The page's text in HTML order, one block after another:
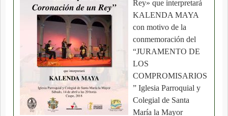
Rey» que interpretará
KALENDA MAYA
con motivo de la
conmemoración del
“JURAMENTO DE
LOS
COMPROMISARIOS
” Iglesia Parroquial y
Colegial de Santa
María la Mayor